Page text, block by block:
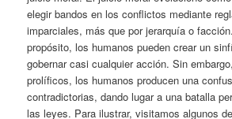
elegir bandos en los conflictos mediante
imparciales, más que por jerarquía o
propósito, los humanos pueden crear un
gobernar casi cualquier acción. Sin
prolíficos, los humanos producen una
contradictorias, dando lugar a una batalla
las leyes. Para ilustrar, visitamos algunos